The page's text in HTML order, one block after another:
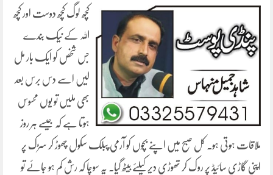
کچھ لوگ کچھ دوست اور کچھ
اللہ کے نیک بندے
جس شخص کو ایک بار مل
لیں اسے دس برس بعد
بھی ملیں تو یوں محسوس
ہوتا ہے کہ جیسے ہر روز
ملاقات ہوتی ہو۔ کل صبح میں اپنے بچوں کو آرمی پبلک سکول چھوڑ کر سڑک پر
اپنی گاڑی سائیڈ پر روک کر تھوڑی دیر کیلئے بیٹھ گیا۔ یہ سوچا کہ رش کم ہو جائے تو